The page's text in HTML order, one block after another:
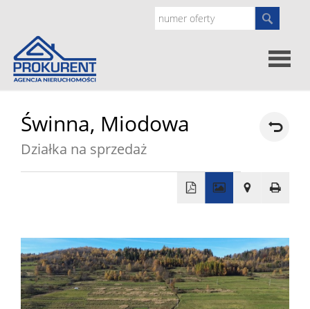
główna
prawne
O
nas
Zgłoś
Świnna, Miodowa
Działka na sprzedaż
−